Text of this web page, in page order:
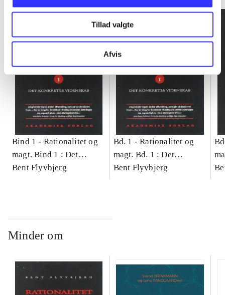
Tillad valgte
Afvis
Bind 1 - Rationalitet og
magt. Bind 1 : Det
konkretes videnskab
Bent Flyvbjerg
Bd. 1 -Rationalitet og
magt. Bd. 1 : Det
konkretes videnskab
Bent Flyvbjerg
Minder om